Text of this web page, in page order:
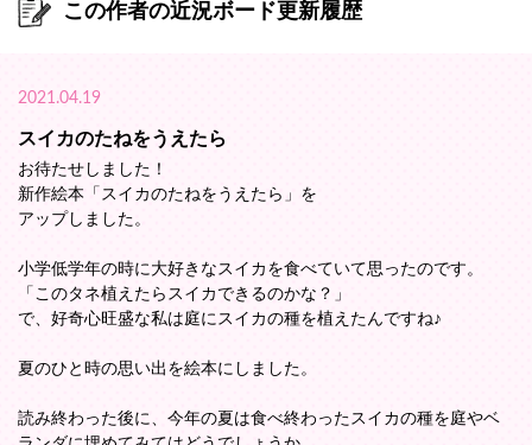
この作者の近況ボード更新履歴
2021.04.19
スイカのたねをうえたら
お待たせしました！
新作絵本「スイカのたねをうえたら」を
アップしました。
小学低学年の時に大好きなスイカを食べていて思ったのです。
「このタネ植えたらスイカできるのかな？」
で、好奇心旺盛な私は庭にスイカの種を植えたんですね♪
夏のひと時の思い出を絵本にしました。
読み終わった後に、今年の夏は食べ終わったスイカの種を庭やベ